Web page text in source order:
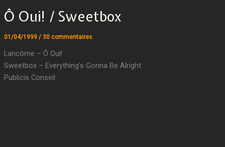
Ô Oui! / Sweetbox
01/04/1999 / 30 commentaires
Lancôme – Ô Oui!
Sweetbox – Everything’s Gonna Be Alright
Publicis Conseil